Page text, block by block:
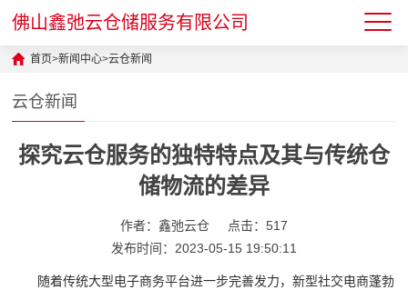
佛山鑫弛云仓储服务有限公司
首页>新闻中心>云仓新闻
云仓新闻
探究云仓服务的独特特点及其与传统仓
储物流的差异
作者：鑫弛云仓
点击：517
发布时间：2023-05-15 19:50:11
随着传统大型电子商务平台进一步完善发力，新型社交电商蓬勃